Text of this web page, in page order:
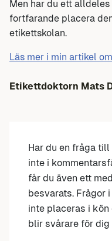
Men har du ett
fortfarande placera
etikettskolan.
Läs mer i min artikel
Etikettdoktorn Mats
Har du en fråga
inte i
får du även ett
besvarats. Frågor
inte placeras i
blir svårare för dig